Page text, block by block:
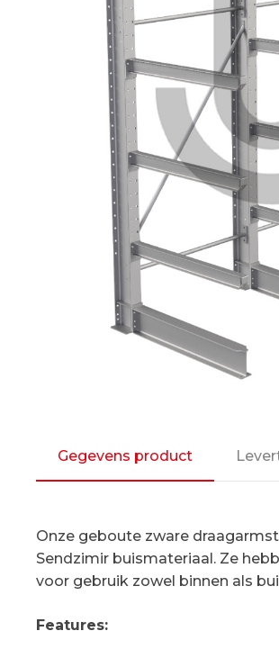
Gegevens product
Onze geboute zware
Sendzimir buismateriaal. Ze
voor gebruik zowel binnen als
Features: